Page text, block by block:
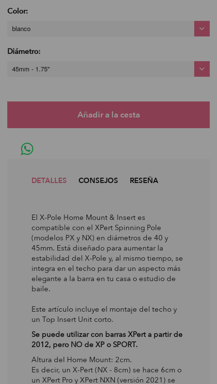
Color:
blanco
Diámetro:
45mm - 1.75"
DETALLES CONSEJOS RESEÑA
El X-Pole Home Mount & Insert es
compatible con el XPert Spinning Pole
(modelos PX y NX) en diámetros de 40 y
45mm. Está diseñado para aumentar la
estabilidad del X-Pole y, al mismo tiempo, se
integra en el techo para dar un aspecto más
elegante a la barra en tu casa o estudio de
baile.
Este artículo incluye el montaje del techo y
un Top Insert Unit corto.
Se puede utilizar con barras XPert a partir de
2012, pero NO de XP o SPORT.
Altura del Home Mount: 2cm.
Es decir, un X-Pert (NX - 8cm) se hace 6cm o
un XPert Pro y XPert NXN (versión 2021) se